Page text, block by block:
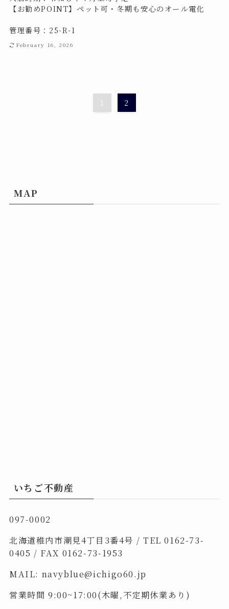
【お勧めPOINT】ペット可・冬期も安心のオール電化
管理番号：25-R-1
February 16, 2026
1 2
MAP
いちご不動産
097-0002
北海道稚内市潮見4丁目3番4号 / TEL0162-73-
0405 / FAX 0162-73-1953
MAIL: navyblue@ichigo60.jp
営業時間 9:00~17:00(木曜,不定期休業あり)